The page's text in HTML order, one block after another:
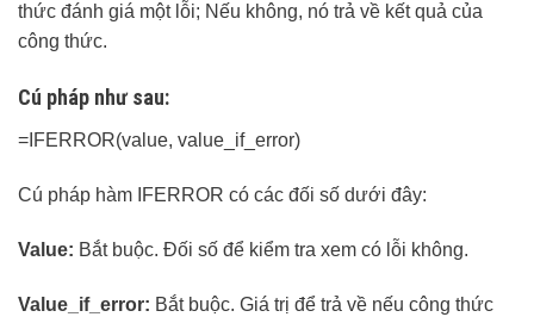
thức đánh giá một lỗi; Nếu không, nó trả về kết quả của
công thức.
Cú pháp như sau:
=IFERROR(value, value_if_error)
Cú pháp hàm IFERROR có các đối số dưới đây:
Value: Bắt buộc. Đối số để kiểm tra xem có lỗi không.
Value_if_error: Bắt buộc. Giá trị để trả về nếu công thức